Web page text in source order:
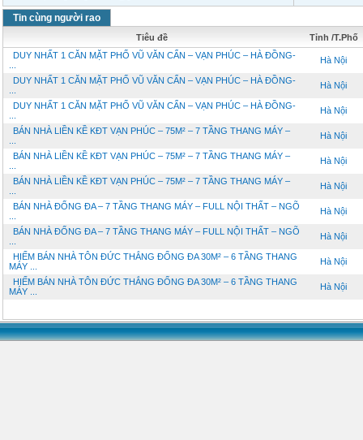
Tin cùng người rao
Tiêu đề
Tỉnh /T.Phố
DUY NHẤT 1 CĂN MẶT PHỐ VŨ VĂN CẨN – VẠN PHÚC – HÀ ĐỒNG-
Hà Nội
DUY NHẤT 1 CĂN MẶT PHỐ VŨ VĂN CẨN – VẠN PHÚC – HÀ ĐỒNG-
Hà Nội
DUY NHẤT 1 CĂN MẶT PHỐ VŨ VĂN CẨN – VẠN PHÚC – HÀ ĐỒNG-
Hà Nội
BÁN NHÀ LIỀN KỀ KĐT VẠN PHÚC – 75M² – 7 TẦNG THANG MÁY –
Hà Nội
BÁN NHÀ LIỀN KỀ KĐT VẠN PHÚC – 75M² – 7 TẦNG THANG MÁY –
Hà Nội
BÁN NHÀ LIỀN KỀ KĐT VẠN PHÚC – 75M² – 7 TẦNG THANG MÁY –
Hà Nội
BÁN NHÀ ĐỐNG ĐA – 7 TẦNG THANG MÁY – FULL NỘI THẤT – NGÕ
Hà Nội
BÁN NHÀ ĐỐNG ĐA – 7 TẦNG THANG MÁY – FULL NỘI THẤT – NGÕ
Hà Nội
HIẾM BÁN NHÀ TÔN ĐỨC THẮNG ĐỐNG ĐA 30M² – 6 TẦNG THANG
MÁY ...
Hà Nội
HIẾM BÁN NHÀ TÔN ĐỨC THẮNG ĐỐNG ĐA 30M² – 6 TẦNG THANG
MÁY ...
Hà Nội